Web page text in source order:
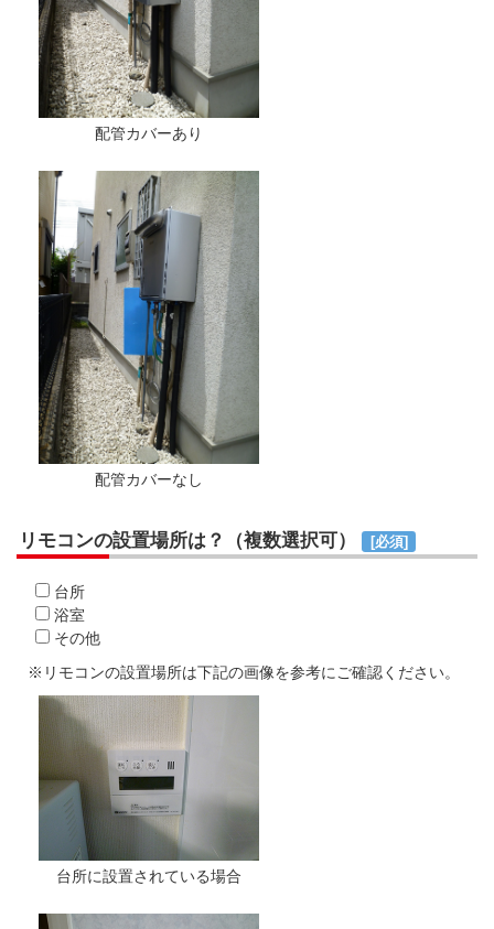
配管カバーあり
配管カバーなし
リモコンの設置場所は？（複数選択可） [必須]
台所
浴室
その他
※リモコンの設置場所は下記の画像を参考にご確認ください。
台所に設置されている場合